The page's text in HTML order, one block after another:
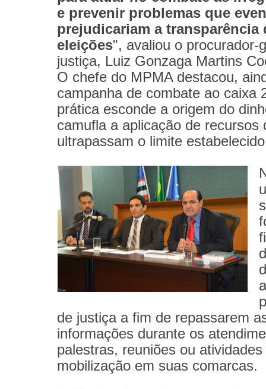
e prevenir problemas que
prejudicariam a transparência
eleições", avaliou o procurador-
justiça, Luiz Gonzaga Martins
O chefe do MPMA destacou,
campanha de combate ao caixa
prática esconde a origem do
camufla a aplicação de recursos
ultrapassam o limite
de justiça a fim de repassarem
informações durante os
palestras, reuniões ou atividades
mobilização em suas comarcas.